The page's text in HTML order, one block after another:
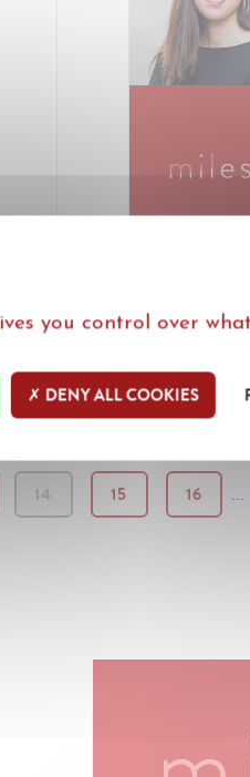
- MORE
14 15 16 ...
you control over
DENY ALL COOKIES